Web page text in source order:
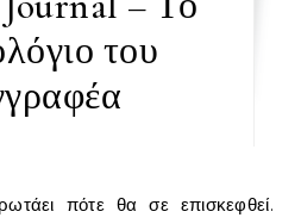
του
πότε θα σε επισκεφθεί.